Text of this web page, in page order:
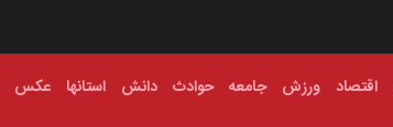
اقتصاد ورزش جامعه حوادث دانش استانها عکس